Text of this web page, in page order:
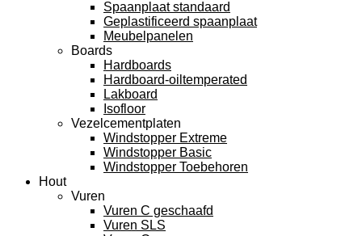
Spaanplaat standaard
Geplastificeerd spaanplaat
Meubelpanelen
Boards
Hardboards
Hardboard-oiltemperated
Lakboard
Isofloor
Vezelcementplaten
Windstopper Extreme
Windstopper Basic
Windstopper Toebehoren
Hout
Vuren
Vuren C geschaafd
Vuren SLS